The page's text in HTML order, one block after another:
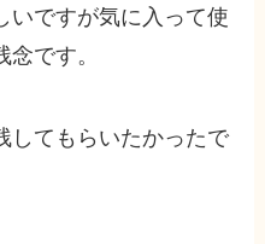
いですが気に入って使
です。
してもらいたかったで